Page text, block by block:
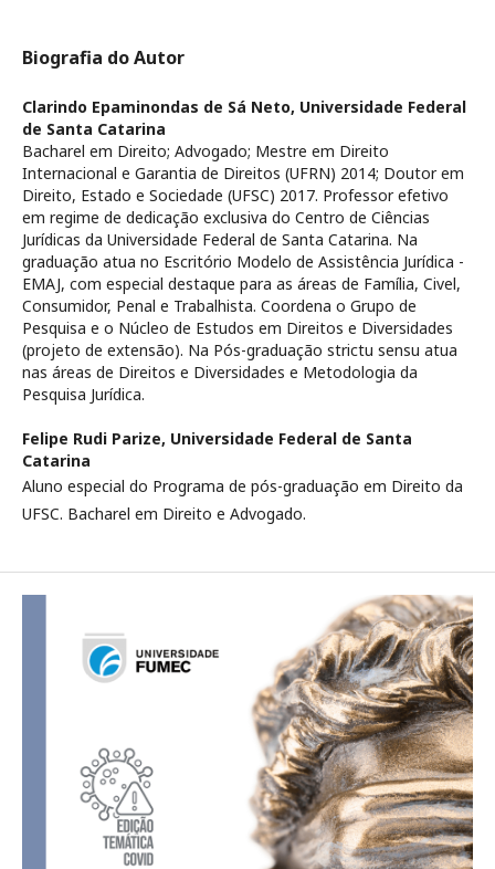
Biografia do Autor
Clarindo Epaminondas de Sá Neto, Universidade Federal
de Santa Catarina
Bacharel em Direito; Advogado; Mestre em Direito
Internacional e Garantia de Direitos (UFRN) 2014; Doutor em
Direito, Estado e Sociedade (UFSC) 2017. Professor efetivo
em regime de dedicação exclusiva do Centro de Ciências
Jurídicas da Universidade Federal de Santa Catarina. Na
graduação atua no Escritório Modelo de Assistência Jurídica -
EMAJ, com especial destaque para as áreas de Família, Civel,
Consumidor, Penal e Trabalhista. Coordena o Grupo de
Pesquisa e o Núcleo de Estudos em Direitos e Diversidades
(projeto de extensão). Na Pós-graduação strictu sensu atua
nas áreas de Direitos e Diversidades e Metodologia da
Pesquisa Jurídica.
Felipe Rudi Parize, Universidade Federal de Santa
Catarina
Aluno especial do Programa de pós-graduação em Direito da
UFSC. Bacharel em Direito e Advogado.